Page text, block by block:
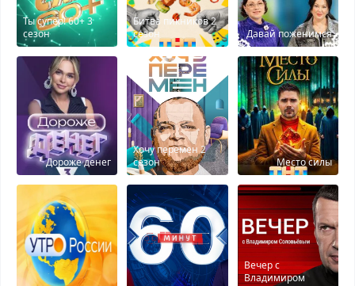
Ты супер! 60+ 3
сезон
Битва пикников 2
сезон
Давай поженимся
Дороже денег
Хочу перемен 2
сезон
Место силы
Вечер с
Владимиром